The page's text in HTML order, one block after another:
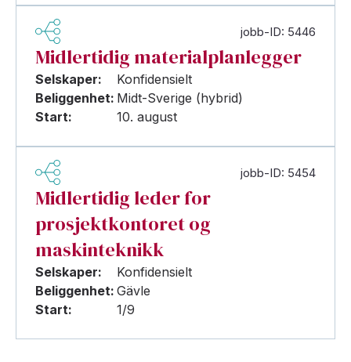
jobb-ID: 5446
Midlertidig materialplanlegger
Selskaper:
Konfidensielt
Beliggenhet: Midt-Sverige (hybrid)
Start:
10. august
jobb-ID: 5454
Midlertidig leder for
prosjektkontoret og
maskinteknikk
Selskaper:
Konfidensielt
Beliggenhet: Gävle
Start:
1/9